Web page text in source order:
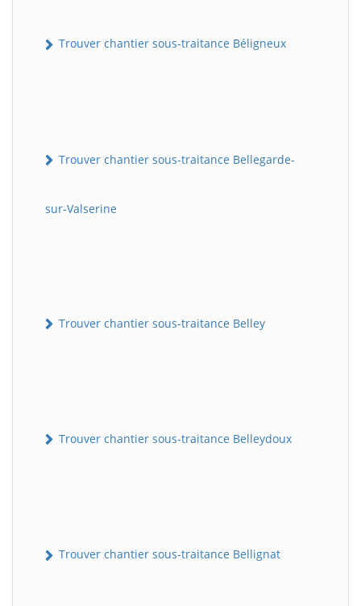
Trouver chantier sous-traitance Béligneux
Trouver chantier sous-traitance Bellegarde-
sur-Valserine
Trouver chantier sous-traitance Belley
Trouver chantier sous-traitance Belleydoux
Trouver chantier sous-traitance Bellignat